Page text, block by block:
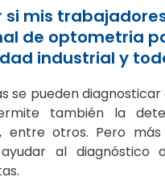
si mis
de optometria
industrial y
se pueden
también la
entre otros. Pero
ayudar al